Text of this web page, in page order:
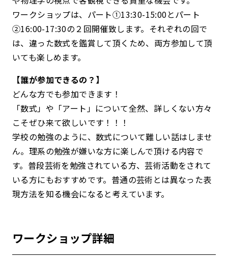
ワークショップは、パート①13:30-15:00とパート
②16:00-17:30の２回開催致します。それぞれの回で
は、違った数式を鑑賞して頂くため、両方参加して頂
いても楽しめます。
【誰が参加できるの？】
どんな方でも参加できます！
「数式」や「アート」について全然、詳しくない方々
こそぜひ来て欲しいです！！！
学校の勉強のように、数式について難しい話はしませ
ん。理系の勉強が嫌いな方に楽しんで頂ける内容で
す。普段芸術を勉強されている方、芸術活動をされて
いる方にもおすすめです。普通の芸術とは異なった表
現方法を知る機会になると考えています。
ワークショップ詳細